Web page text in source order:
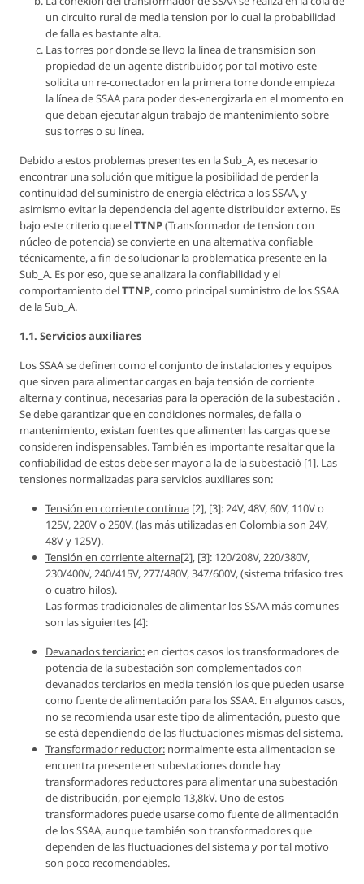
un circuito rural de media tension por lo cual la probabilidad
de falla es bastante alta.
Las torres por donde se llevo la línea de transmision son
propiedad de un agente distribuidor, por tal motivo este
solicita un re-conectador en la primera torre donde empieza
la línea de SSAA para poder des-energizarla en el momento en
que deban ejecutar algun trabajo de mantenimiento sobre
sus torres o su línea.
Debido a estos problemas presentes en la Sub_A, es necesario
encontrar una solución que mitigue la posibilidad de perder la
continuidad del suministro de energía eléctrica a los SSAA, y
asimismo evitar la dependencia del agente distribuidor externo. Es
bajo este criterio que elTTNP(Transformador de tension con
núcleo de potencia) se convierte en una alternativa confiable
técnicamente, a fin de solucionar la problematica presente en la
Sub_A. Es por eso, que se analizara la confiabilidad y el
comportamiento delTTNP, como principal suministro de los SSAA
de la Sub_A.
1.1. Servicios auxiliares
Los SSAA se definen como el conjunto de instalaciones y equipos
que sirven para alimentar cargas en baja tensión de corriente
alterna y continua, necesarias para la operación de la subestación .
Se debe garantizar que en condiciones normales, de falla o
mantenimiento, existan fuentes que alimenten las cargas que se
consideren indispensables. También es importante resaltar que la
confiabilidad de estos debe ser mayor a la de la subestació [1]. Las
tensiones normalizadas para servicios auxiliares son:
Tensión en corriente continua [2], [3]: 24V, 48V, 60V, 110V o
125V, 220V o 250V. (las más utilizadas en Colombia son 24V,
48V y 125V).
Tensión en corriente alterna[2], [3]: 120/208V, 220/380V,
230/400V, 240/415V, 277/480V, 347/600V, (sistema trifasico tres
o cuatro hilos).
Las formas tradicionales de alimentar los SSAA más comunes
son las siguientes [4]:
Devanados terciario:en ciertos casos los transformadores de
potencia de la subestación son complementados con
devanados terciarios en media tensión los que pueden usarse
como fuente de alimentación para los SSAA. En algunos casos,
no se recomienda usar este tipo de alimentación, puesto que
se está dependiendo de las fluctuaciones mismas del sistema.
Transformador reductor: normalmente esta alimentacion se
encuentra presente en subestaciones donde hay
transformadores reductores para alimentar una subestación
de distribución, por ejemplo 13,8kV. Uno de estos
transformadores puede usarse como fuente de alimentación
de los SSAA, aunque también son transformadores que
dependen de las fluctuaciones del sistema y por tal motivo
son poco recomendables.